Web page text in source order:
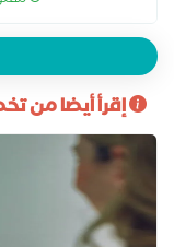
إقرأ أيضا من